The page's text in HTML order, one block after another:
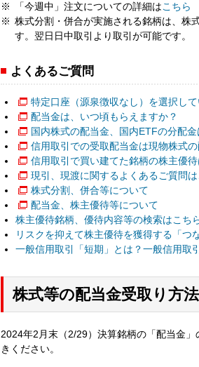
「今週中」注文についての詳細はこちら
株式分割・併合が実施される銘柄は、株
す。翌日日中取引より取引が可能です。
よくあるご質問
特定口座（源泉徴収なし）を選択し
配当金は、いつ頃もらえますか？
国内株式の配当金、国内ETFの分配
信用取引での受取配当金は現物株式
信用取引で買い建てた銘柄の株主優
現引、現渡に関するよくあるご質問
株式分割、併合等について
配当金、株主優待等について
株主優待銘柄、優待内容等の検索はこち
リスクを抑えて株主優待を獲得する「つ
一般信用取引「短期」とは？一般信用取
株式等の配当金受取り方
2024年2月末（2/29）決算銘柄の「配当金
きください。